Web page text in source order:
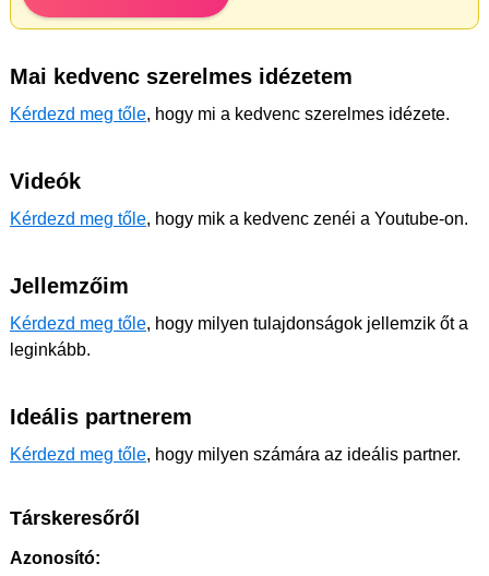
Mai kedvenc szerelmes idézetem
Kérdezd meg tőle, hogy mi a kedvenc szerelmes idézete.
Videók
Kérdezd meg tőle, hogy mik a kedvenc zenéi a Youtube-on.
Jellemzőim
Kérdezd meg tőle, hogy milyen tulajdonságok jellemzik őt a
leginkább.
Ideális partnerem
Kérdezd meg tőle, hogy milyen számára az ideális partner.
Társkeresőről
Azonosító: